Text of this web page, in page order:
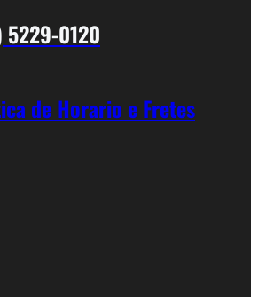
5229-0120
de Horario e Fretes